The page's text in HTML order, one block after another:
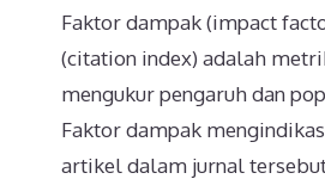
Faktor dampak (impact
(citation index) adalah
mengukur pengaruh dan
Faktor dampak
artikel dalam jurnal